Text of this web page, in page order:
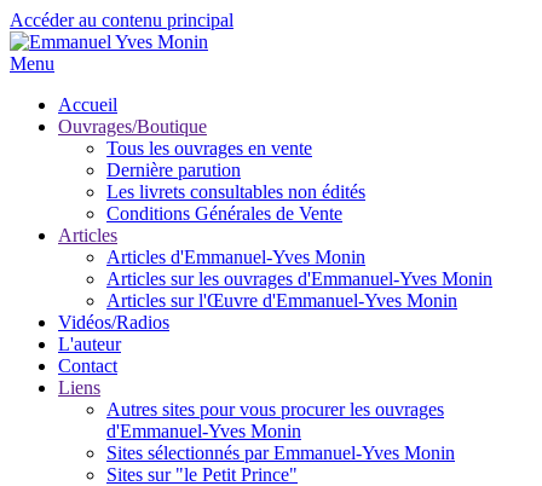
Accéder au contenu principal
Menu
Accueil
Ouvrages/Boutique
Tous les ouvrages en vente
Dernière parution
Les livrets consultables non édités
Conditions Générales de Vente
Articles
Articles d'Emmanuel-Yves Monin
Articles sur les ouvrages d'Emmanuel-Yves Monin
Articles sur l'Œuvre d'Emmanuel-Yves Monin
Vidéos/Radios
L'auteur
Contact
Liens
Autres sites pour vous procurer les ouvrages
d'Emmanuel-Yves Monin
Sites sélectionnés par Emmanuel-Yves Monin
Sites sur "le Petit Prince"